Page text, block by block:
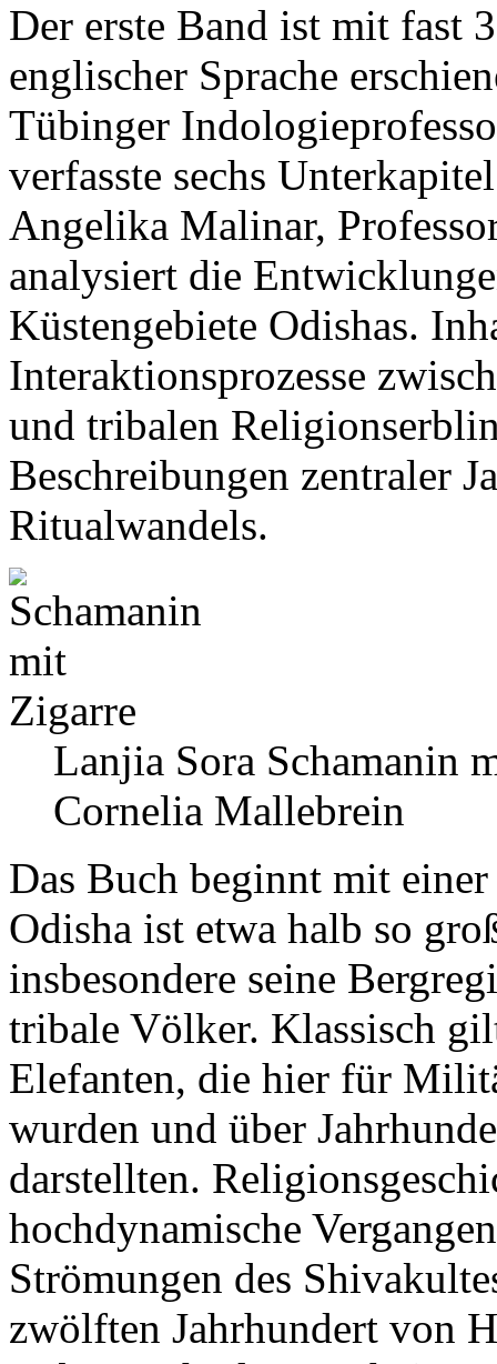
Der erste Band ist mit fast
englischer Sprache
Tübinger
verfasste sechs
Angelika Malinar,
analysiert die
Küstengebiete Odishas.
Interaktionsprozesse
und tribalen
Beschreibungen zentraler
Ritualwandels.
Lanjia Sora Schamanin
Cornelia Mallebrein
Das Buch beginnt mit
Odisha ist etwa halb so
insbesondere seine
tribale Völker. Klassisch
Elefanten, die hier für
wurden und über
darstellten.
hochdynamische
Strömungen des
zwölften Jahrhundert von